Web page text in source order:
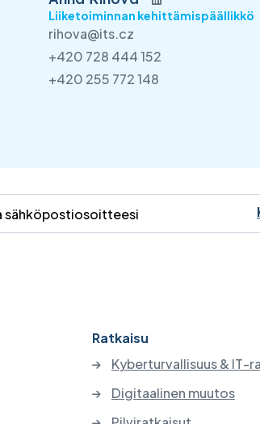
Liiketoiminnan kehittämispäällikkö
rihova@its.cz
+420 728 444 152
+420 255 772 148
Ratkaisu
Kyberturvallisuus & IT-
Digitaalinen muutos